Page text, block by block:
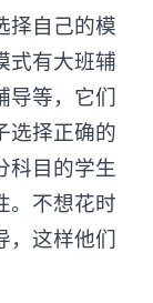
自己的模
式有大班辅
导等，它们
选择正确的
科目的学生
。不想花时
，这样他们